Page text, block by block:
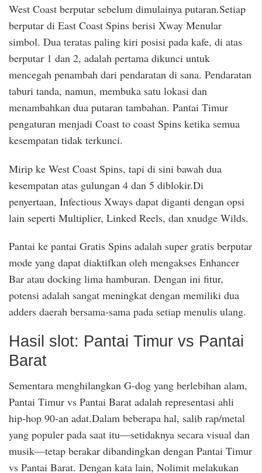
West Coast berputar sebelum dimulainya putaran.Setiap
berputar di East Coast Spins berisi Xway Menular
simbol. Dua teratas paling kiri posisi pada kafe, di atas
berputar 1 dan 2, adalah pertama dikunci untuk
mencegah penambah dari pendaratan di sana. Pendaratan
taburi tanda, namun, membuka satu lokasi dan
menambahkan dua putaran tambahan. Pantai Timur
pengaturan menjadi Coast to coast Spins ketika semua
kesempatan tidak terkunci.
Mirip ke West Coast Spins, tapi di sini bawah dua
kesempatan atas gulungan 4 dan 5 diblokir.Di
penyertaan, Infectious Xways dapat diganti dengan opsi
lain seperti Multiplier, Linked Reels, dan xnudge Wilds.
Pantai ke pantai Gratis Spins adalah super gratis berputar
mode yang dapat diaktifkan oleh mengakses Enhancer
Bar atau docking lima hamburan. Dengan ini fitur,
potensi adalah sangat meningkat dengan memiliki dua
adders daerah bersama-sama pada setiap menulis ulang.
Hasil slot: Pantai Timur vs Pantai
Barat
Sementara menghilangkan G-dog yang berlebihan alam,
Pantai Timur vs Pantai Barat adalah representasi ahli
hip-hop 90-an adat.Dalam beberapa hal, salib rap/metal
yang populer pada saat itu—setidaknya secara visual dan
musik—tetap berakar dibandingkan dengan Pantai Timur
vs Pantai Barat. Dengan kata lain, Nolimit melakukan